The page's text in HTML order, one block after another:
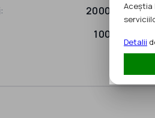
20000 EUR
1000 EUR
1 EUR
Aceștia
Detalii